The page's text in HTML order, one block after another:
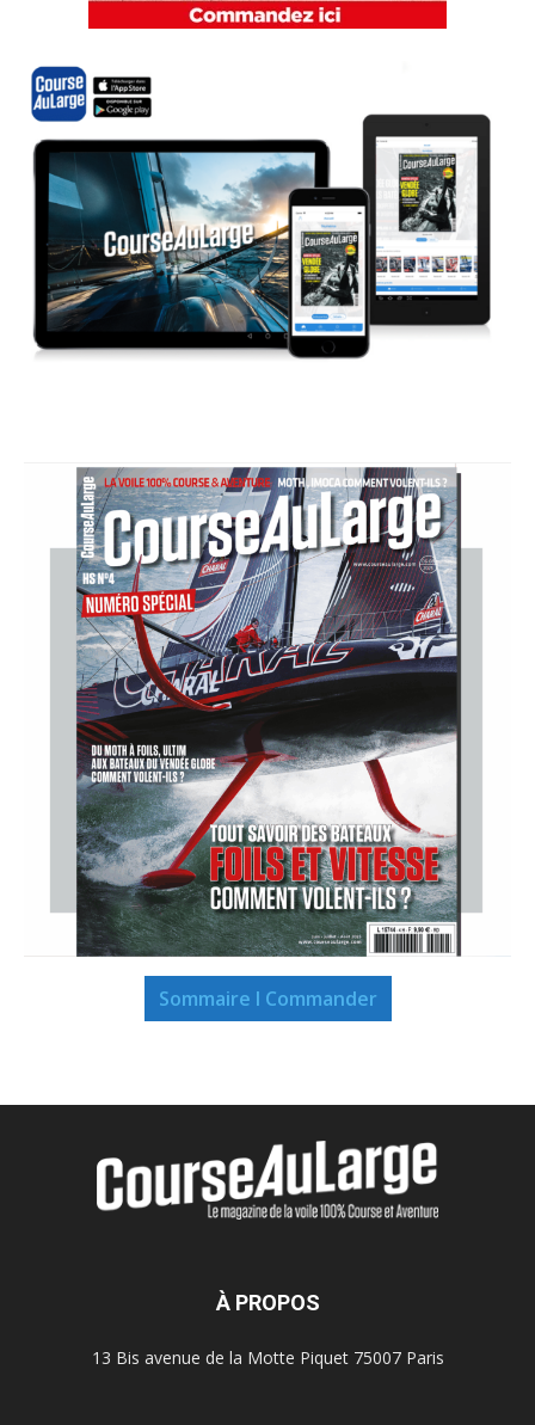
Sommaire I Commander
À PROPOS
13 Bis avenue de la Motte Piquet 75007 Paris